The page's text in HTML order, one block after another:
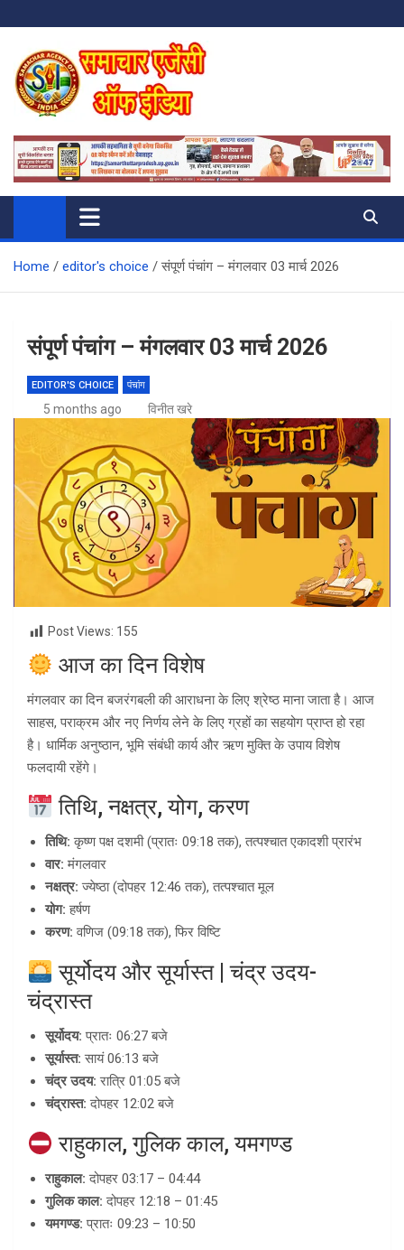
to
content
SAMACHAR AGENCY OF INDIA
My WordPress Blog
Home editor's choice संपूर्ण पंचांग – मंगलवार 03 मार्च 2026
संपूर्ण पंचांग – मंगलवार 03 मार्च 2026
EDITOR'S CHOICE पंचांग
5 months ago विनीत खरे
Post Views: 155
आज का दिन विशेष
मंगलवार का दिन बजरंगबली की आराधना के लिए श्रेष्ठ माना जाता है। आज
साहस, पराक्रम और नए निर्णय लेने के लिए ग्रहों का सहयोग प्राप्त हो रहा
है। धार्मिक अनुष्ठान, भूमि संबंधी कार्य और ऋण मुक्ति के उपाय विशेष
फलदायी रहेंगे।
तिथि, नक्षत्र, योग, करण
तिथि: कृष्ण पक्ष दशमी (प्रातः 09:18 तक), तत्पश्चात एकादशी प्रारंभ
वार: मंगलवार
नक्षत्र: ज्येष्ठा (दोपहर 12:46 तक), तत्पश्चात मूल
योग: हर्षण
करण: वणिज (09:18 तक), फिर विष्टि
सूर्योदय और सूर्यास्त | चंद्र उदय-
चंद्रास्त
सूर्योदय: प्रातः 06:27 बजे
सूर्यास्त: सायं 06:13 बजे
चंद्र उदय: रात्रि 01:05 बजे
चंद्रास्त: दोपहर 12:02 बजे
राहुकाल, गुलिक काल, यमगण्ड
राहुकाल: दोपहर 03:17 – 04:44
गुलिक काल: दोपहर 12:18 – 01:45
यमगण्ड: प्रातः 09:23 – 10:50